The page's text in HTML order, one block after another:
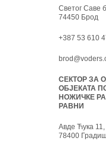
Светог Саве
74450 Брод
+387 53 610
СЕКТОР ЗА
ОБЈЕКАТА
НОЖИЧКЕ
РАВНИ
Авде Ћука 11,
78400